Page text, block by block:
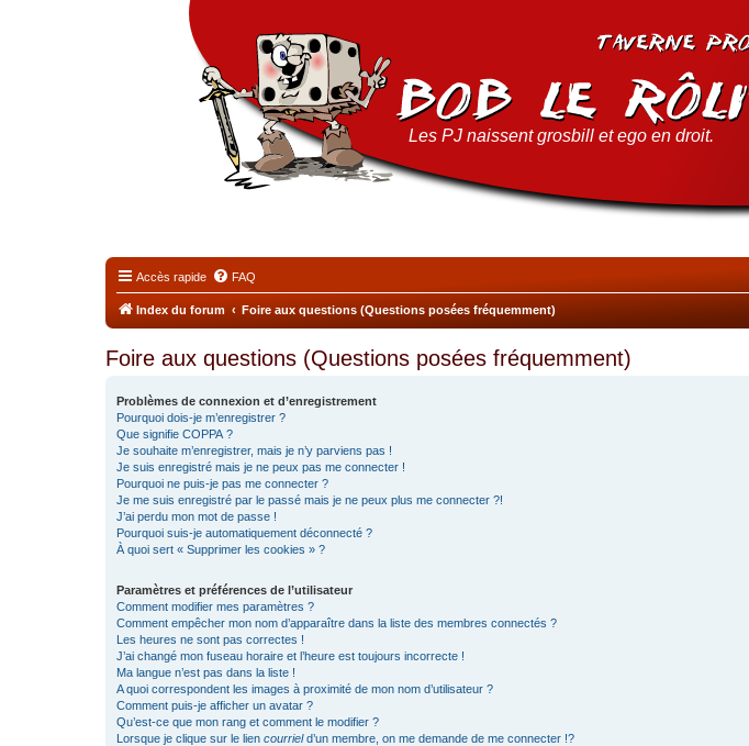
Les PJ naissent grosbill et ego en droit.
Accès rapide FAQ
Index du forum Foire aux questions (Questions posées fréquemment)
Foire aux questions (Questions posées fréquemment)
Problèmes de connexion et d’enregistrement
Pourquoi dois-je m’enregistrer ?
Que signifie COPPA ?
Je souhaite m’enregistrer, mais je n’y parviens pas !
Je suis enregistré mais je ne peux pas me connecter !
Pourquoi ne puis-je pas me connecter ?
Je me suis enregistré par le passé mais je ne peux plus me connecter ?!
J’ai perdu mon mot de passe !
Pourquoi suis-je automatiquement déconnecté ?
À quoi sert « Supprimer les cookies » ?
Paramètres et préférences de l’utilisateur
Comment modifier mes paramètres ?
Comment empêcher mon nom d’apparaître dans la liste des membres connectés ?
Les heures ne sont pas correctes !
J’ai changé mon fuseau horaire et l’heure est toujours incorrecte !
Ma langue n’est pas dans la liste !
A quoi correspondent les images à proximité de mon nom d’utilisateur ?
Comment puis-je afficher un avatar ?
Qu’est-ce que mon rang et comment le modifier ?
Lorsque je clique sur le lien courrield’un membre, on me demande de me connecter !?